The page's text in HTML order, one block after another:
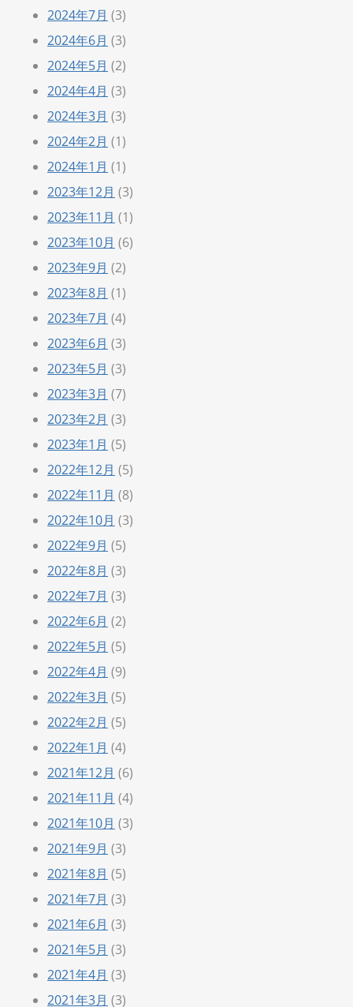
2024年7月 (3)
2024年6月 (3)
2024年5月 (2)
2024年4月 (3)
2024年3月 (3)
2024年2月 (1)
2024年1月 (1)
2023年12月 (3)
2023年11月 (1)
2023年10月 (6)
2023年9月 (2)
2023年8月 (1)
2023年7月 (4)
2023年6月 (3)
2023年5月 (3)
2023年3月 (7)
2023年2月 (3)
2023年1月 (5)
2022年12月 (5)
2022年11月 (8)
2022年10月 (3)
2022年9月 (5)
2022年8月 (3)
2022年7月 (3)
2022年6月 (2)
2022年5月 (5)
2022年4月 (9)
2022年3月 (5)
2022年2月 (5)
2022年1月 (4)
2021年12月 (6)
2021年11月 (4)
2021年10月 (3)
2021年9月 (3)
2021年8月 (5)
2021年7月 (3)
2021年6月 (3)
2021年5月 (3)
2021年4月 (3)
2021年3月 (3)